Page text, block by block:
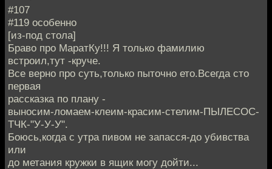
#107
#119 особенно
[из-под стола]
Браво про МаратКу!!! Я только фамилию
встроил,тут -круче.
Все верно про суть,только пыточно ето.Всегда сто
первая
рассказка по плану -
выносим-ломаем-клеим-красим-стелим-ПЫЛЕСОС-
ТЧК-"У-У-У".
Боюсь,когда с утра пивом не запасся-до убивства
или
до метания кружки в ящик могу дойти...